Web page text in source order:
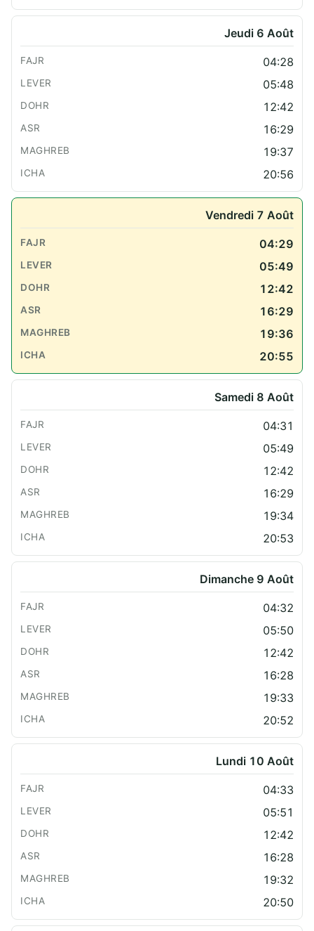
Jeudi 6 Août
04:28
05:48
12:42
16:29
19:37
20:56
Vendredi 7 Août
04:29
05:49
12:42
16:29
19:36
20:55
Samedi 8 Août
04:31
05:49
12:42
16:29
19:34
20:53
Dimanche 9 Août
04:32
05:50
12:42
16:28
19:33
20:52
Lundi 10 Août
04:33
05:51
12:42
16:28
19:32
20:50